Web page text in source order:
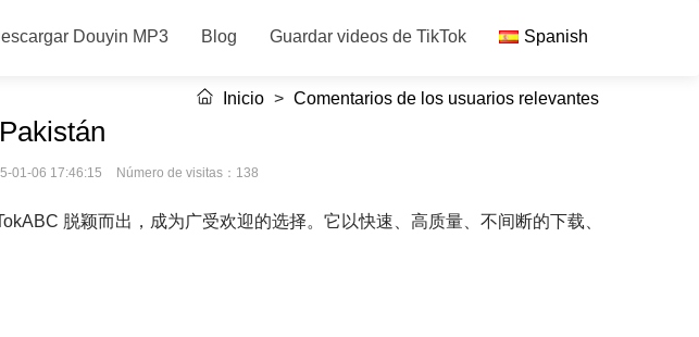
Douyin MP3 Blog Guardar videos de TikTok Spanish
Inicio > Comentarios de los usuarios relevantes
01-06 17:46:15 Número de visitas：138
脱颖而出，成为广受欢迎的选择。它以快速、高质量、不间断的下载、